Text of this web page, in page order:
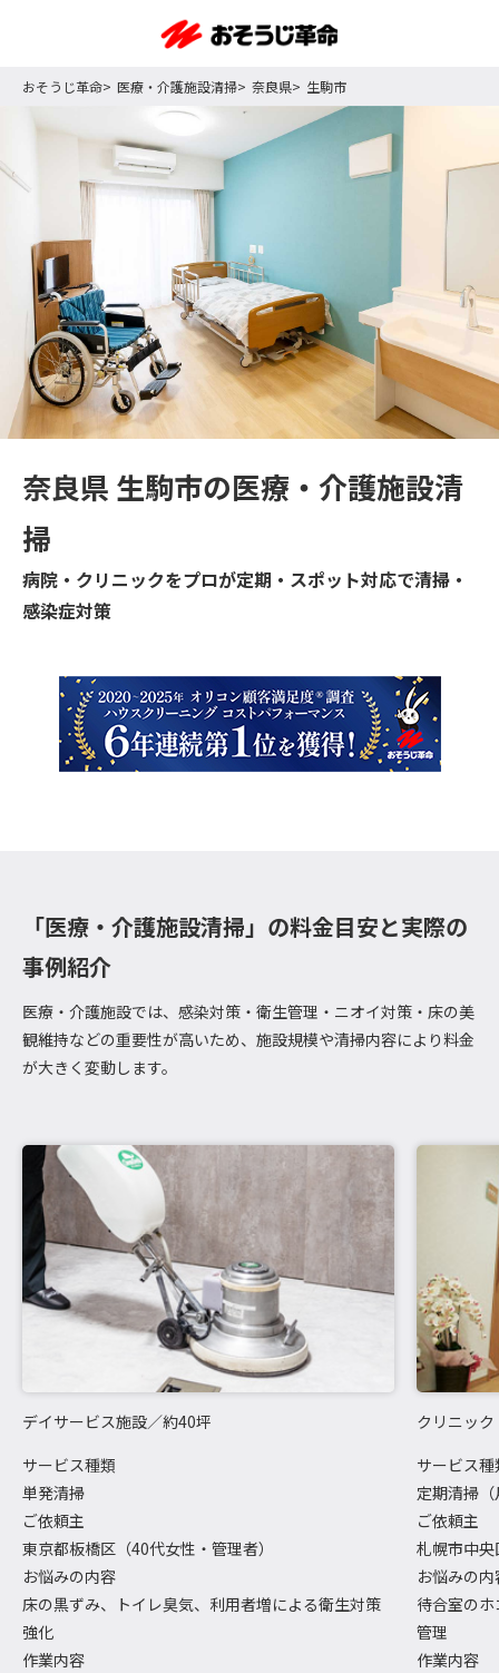
おそうじ革命 医療・介護施設清掃 奈良県 生駒市
奈良県 生駒市の医療・介護施設清
掃
病院・クリニックをプロが定期・スポット対応で清掃・
感染症対策
「医療・介護施設清掃」の料金目安と実際の
事例紹介
医療・介護施設では、感染対策・衛生管理・ニオイ対策・床の美
観維持などの重要性が高いため、施設規模や清掃内容により料金
が大きく変動します。
デイサービス施設／約40坪
サービス種類
単発清掃
ご依頼主
東京都板橋区（40代女性・管理者）
お悩みの内容
床の黒ずみ、トイレ臭気、利用者増による衛生対策
強化
作業内容
クリニッ
サービス種
定期清掃
ご依頼主
札幌市中
お悩みの内
待合室の
管理
作業内容